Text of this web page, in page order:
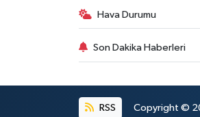
Hava Durumu
Son Dakika Haberleri
RSS Copyright ©